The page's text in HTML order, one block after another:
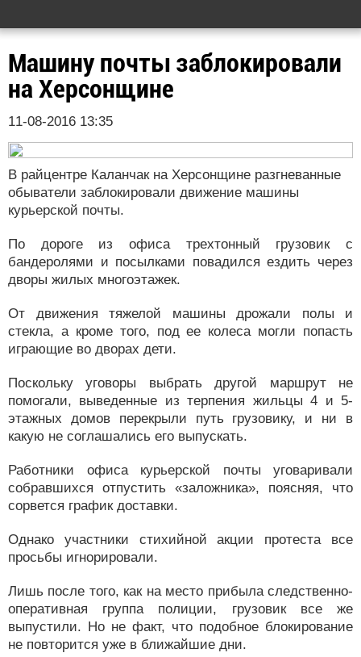
Машину почты заблокировали
на Херсонщине
11-08-2016 13:35
В райцентре Каланчак на Херсонщине разгневанные
обыватели заблокировали движение машины
курьерской почты.
По дороге из офиса трехтонный грузовик с
бандеролями и посылками повадился ездить через
дворы жилых многоэтажек.
От движения тяжелой машины дрожали полы и
стекла, а кроме того, под ее колеса могли попасть
играющие во дворах дети.
Поскольку уговоры выбрать другой маршрут не
помогали, выведенные из терпения жильцы 4 и 5-
этажных домов перекрыли путь грузовику, и ни в
какую не соглашались его выпускать.
Работники офиса курьерской почты уговаривали
собравшихся отпустить «заложника», поясняя, что
сорвется график доставки.
Однако участники стихийной акции протеста все
просьбы игнорировали.
Лишь после того, как на место прибыла следственно-
оперативная группа полиции, грузовик все же
выпустили. Но не факт, что подобное блокирование
не повторится уже в ближайшие дни.